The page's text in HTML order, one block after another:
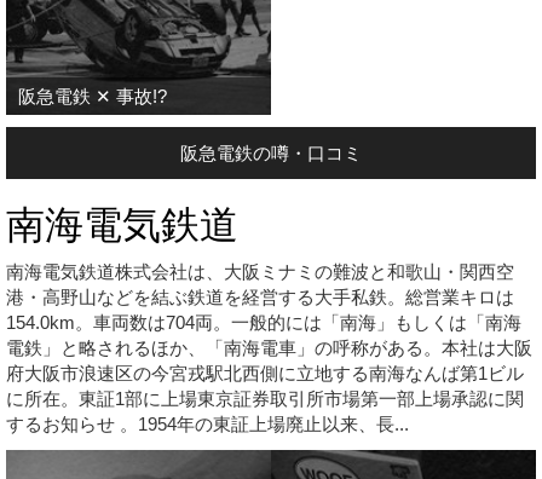
阪急電鉄 ✕ 事故!?
阪急電鉄の噂・口コミ
南海電気鉄道
南海電気鉄道株式会社は、大阪ミナミの難波と和歌山・関西空
港・高野山などを結ぶ鉄道を経営する大手私鉄。総営業キロは
154.0km。車両数は704両。一般的には「南海」もしくは「南海
電鉄」と略されるほか、「南海電車」の呼称がある。本社は大阪
府大阪市浪速区の今宮戎駅北西側に立地する南海なんば第1ビル
に所在。東証1部に上場東京証券取引所市場第一部上場承認に関
するお知らせ 。1954年の東証上場廃止以来、長...